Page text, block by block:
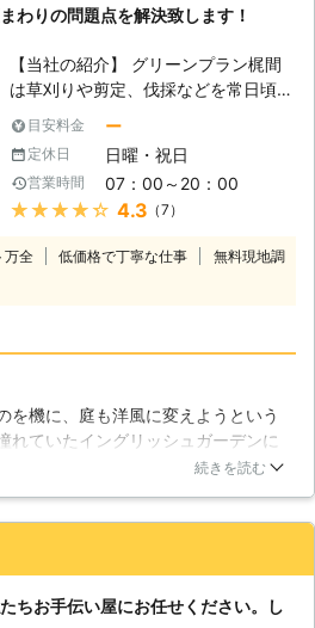
わりの問題点を解決致します！
【当社の紹介】 グリーンプラン梶間
は草刈りや剪定、伐採などを常日頃か
ら行わせて頂いている実績の多い会社
です。景観の美しさや環境への配慮を
意識しながら、長期間に渡って維持す
る高品質な作業成果を提供しておりま
す。効果面やサービス内容にご不安を
確かめください。 【草刈りの効率
御座いませんか？継続して行っている
と掛かる負担を想像しただけで億劫に
なってしまう方々も少なくありませ
例】 草刈りは地域の自治体などにも
目安料金 ー
定休日 日曜・祝日
営業時間 07：00～20：00
★★★★★ 4.3 （7）
万全 低価格で丁寧な仕事
無料現地調
を機に、庭も洋風に変えようという
れていたイングリッシュガーデンに
者さんに連絡しました。和風で低木
は一日で終わり、元々の庭木を綺麗
テーブルの映えるお庭にしてくださ
続きを読む
ちお手伝い屋にお任せください。し